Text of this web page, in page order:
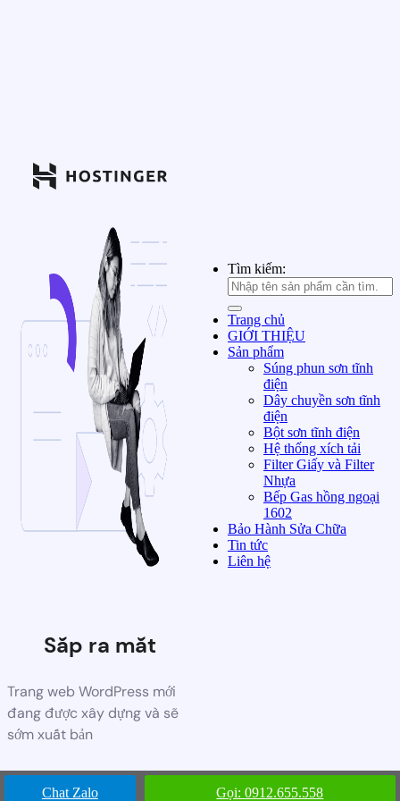
Sắp ra mắt
Trang web WordPress mới
đang được xây dựng và sẽ
sớm xuất bản
Tìm kiếm:
Trang chủ
GIỚI THIỆU
Sản phẩm
Súng phun sơn tĩnh
điện
Dây chuyền sơn tĩnh
điện
Bột sơn tĩnh điện
Hệ thống xích tải
Filter Giấy và Filter
Nhựa
Bếp Gas hồng ngoại
1602
Bảo Hành Sửa Chữa
Tin tức
Liên hệ
Chat Zalo Gọi: 0912.655.558